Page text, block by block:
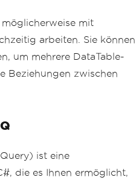
möglicherweise mit
arbeiten. Sie können
um mehrere DataTable-
Beziehungen zwischen
ist eine
die es Ihnen ermöglicht,